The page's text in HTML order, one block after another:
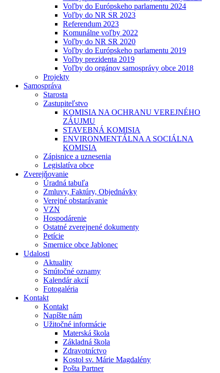
Voľby do Európskeho parlamentu 2024
Voľby do NR SR 2023
Referendum 2023
Komunálne voľby 2022
Voľby do NR SR 2020
Voľby do Európskeho parlamentu 2019
Voľby prezidenta 2019
Voľby do orgánov samosprávy obce 2018
Projekty
Samospráva
Starosta
Zastupiteľstvo
KOMISIA NA OCHRANU VEREJNÉHO
ZÁUJMU
STAVEBNÁ KOMISIA
ENVIRONMENTÁLNA A SOCIÁLNA
KOMISIA
Zápisnice a uznesenia
Legislatíva obce
Zverejňovanie
Úradná tabuľa
Zmluvy, Faktúry, Objednávky
Verejné obstarávanie
VZN
Hospodárenie
Ostatné zverejnené dokumenty
Petície
Smernice obce Jablonec
Udalosti
Aktuality
Smútočné oznamy
Kalendár akcií
Fotogaléria
Kontakt
Kontakt
Napíšte nám
Užitočné informácie
Materská škola
Základná škola
Zdravotníctvo
Kostol sv. Márie Magdalény
Pošta Partner